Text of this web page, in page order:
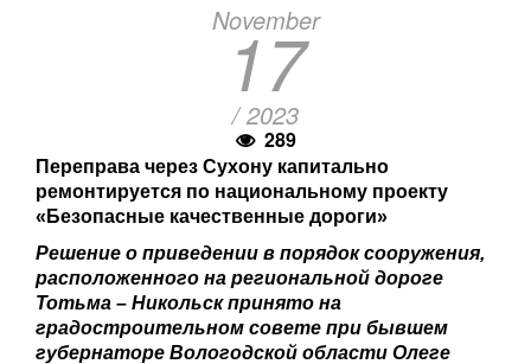
November
17
/ 2023
289
Переправа через Сухону капитально
ремонтируется по национальному проекту
«Безопасные качественные дороги»
Решение о приведении в порядок сооружения,
расположенного на региональной дороге
Тотьма – Никольск принято на
градостроительном совете при бывшем
губернаторе Вологодской области Олеге